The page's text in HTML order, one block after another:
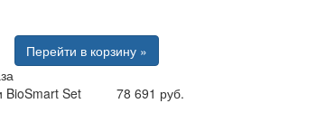
Перейти в корзину »
BioSmart Set
78 691 руб.